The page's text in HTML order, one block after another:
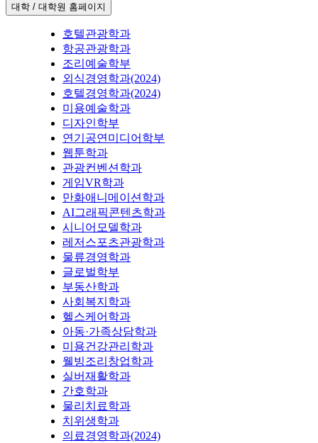
대학 / 대학원 홈페이지
호텔관광학과
항공관광학과
조리예술학부
외식경영학과(2024)
호텔경영학과(2024)
미용예술학과
디자인학부
연기공연미디어학부
웹툰학과
관광컨벤션학과
게임VR학과
만화애니메이션학과
AI그래픽콘텐츠학과
시니어모델학과
레저스포츠관광학과
물류경영학과
글로벌학부
부동산학과
사회복지학과
헬스케어학과
아동·가족상담학과
미용건강관리학과
웰빙조리창업학과
실버재활학과
간호학과
물리치료학과
치위생학과
의료경영학과(2024)